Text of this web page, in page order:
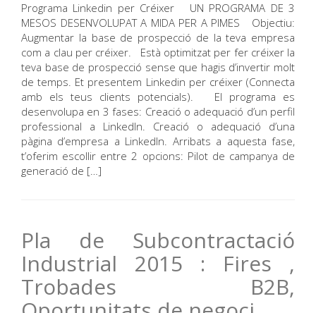
Programa Linkedin per Créixer UN PROGRAMA DE 3
MESOS DESENVOLUPAT A MIDA PER A PIMES Objectiu:
Augmentar la base de prospecció de la teva empresa
com a clau per créixer. Està optimitzat per fer créixer la
teva base de prospecció sense que hagis d’invertir molt
de temps. Et presentem Linkedin per créixer (Connecta
amb els teus clients potencials). El programa es
desenvolupa en 3 fases: Creació o adequació d’un perfil
professional a LinkedIn. Creació o adequació d’una
pàgina d’empresa a LinkedIn. Arribats a aquesta fase,
t’oferim escollir entre 2 opcions: Pilot de campanya de
generació de […]
Pla de Subcontractació
Industrial 2015 : Fires ,
Trobades B2B,